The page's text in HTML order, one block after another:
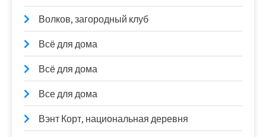
Волков, загородный клуб
Всё для дома
Всё для дома
Все для дома
Вэнт Корт, национальная деревня